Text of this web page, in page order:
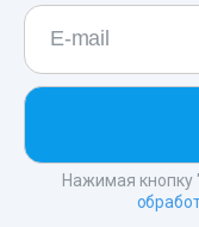
Нажимая кнопку